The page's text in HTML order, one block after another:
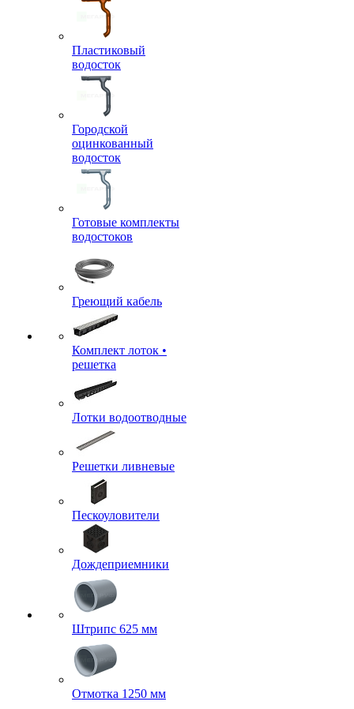
Пластиковый
водосток
Городской
оцинкованный
водосток
Готовые комплекты
водостоков
Греющий кабель
Комплект лоток •
решетка
Лотки водоотводные
Решетки ливневые
Пескоуловители
Дождеприемники
Штрипс 625 мм
Отмотка 1250 мм